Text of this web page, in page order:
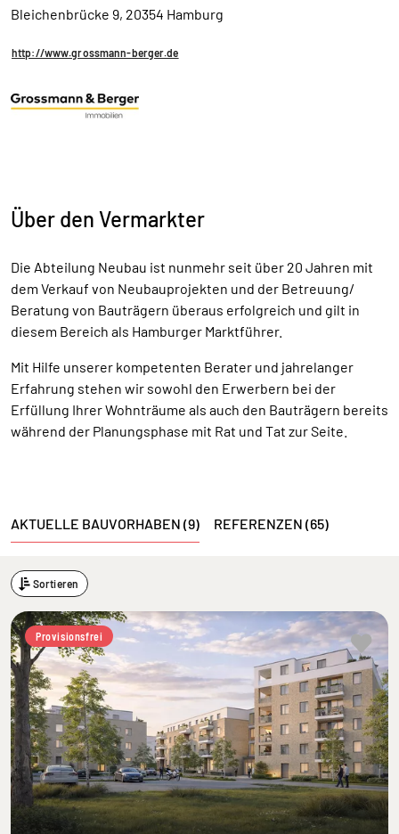
Bleichenbrücke 9, 20354 Hamburg
http://www.grossmann-berger.de
Über den Vermarkter
Die Abteilung Neubau ist nunmehr seit über 20 Jahren mit
dem Verkauf von Neubauprojekten und der Betreuung/
Beratung von Bauträgern überaus erfolgreich und gilt in
diesem Bereich als Hamburger Marktführer.
Mit Hilfe unserer kompetenten Berater und jahrelanger
Erfahrung stehen wir sowohl den Erwerbern bei der
Erfüllung Ihrer Wohnträume als auch den Bauträgern bereits
während der Planungsphase mit Rat und Tat zur Seite.
AKTUELLE BAUVORHABEN (9) REFERENZEN (65)
Sortieren
Provisionsfrei